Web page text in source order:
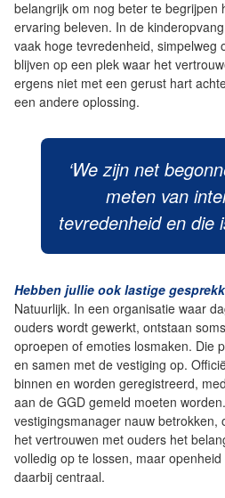
belangrijk om nog beter te begrijpen
ervaring beleven. In de
vaak hoge tevredenheid, simpelweg
blijven op een plek waar het
ergens niet met een gerust hart
een andere oplossing.
‘We zijn net
meten van
tevredenheid en die
Hebben jullie ook lastige
Natuurlijk. In een organisatie waar
ouders wordt gewerkt, ontstaan
oproepen of emoties losmaken. Die
en samen met de vestiging op.
binnen en worden geregistreerd,
aan de GGD gemeld moeten
vestigingsmanager nauw betrokken,
het vertrouwen met ouders het
volledig op te lossen, maar
daarbij centraal.